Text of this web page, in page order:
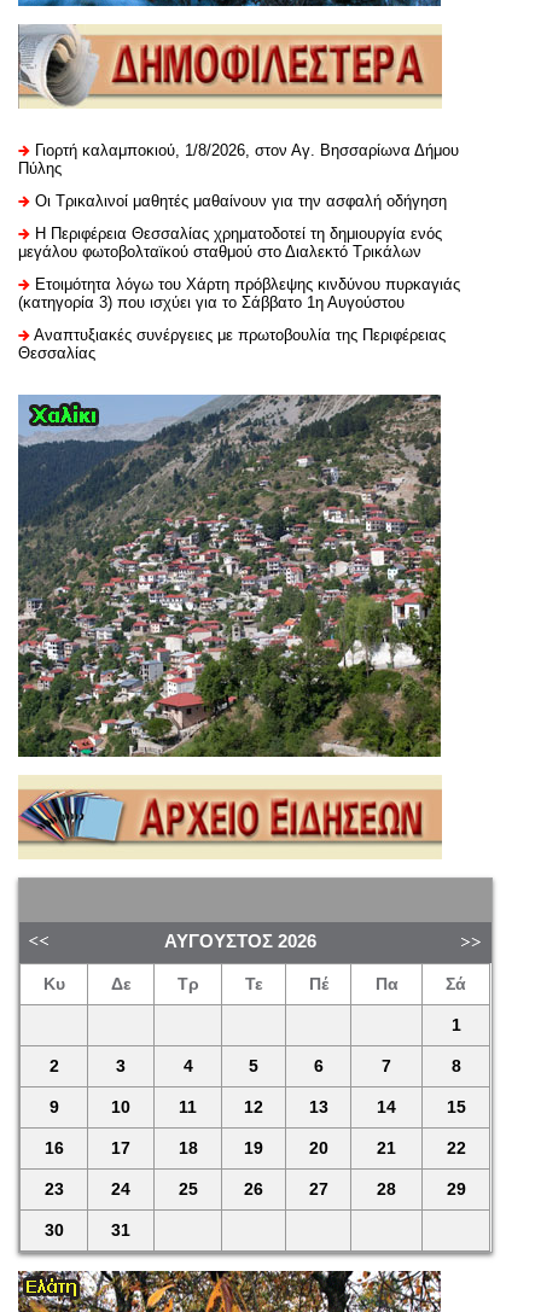
Γιορτή καλαμποκιού, 1/8/2026, στον Αγ. Βησσαρίωνα Δήμου
Πύλης
Οι Τρικαλινοί μαθητές μαθαίνουν για την ασφαλή οδήγηση
H Περιφέρεια Θεσσαλίας χρηματοδοτεί τη δημιουργία ενός
μεγάλου φωτοβολταϊκού σταθμού στο Διαλεκτό Τρικάλων
Ετοιμότητα λόγω του Χάρτη πρόβλεψης κινδύνου πυρκαγιάς
(κατηγορία 3) που ισχύει για το Σάββατο 1η Αυγούστου
Αναπτυξιακές συνέργειες με πρωτοβουλία της Περιφέρειας
Θεσσαλίας
ΑΎΓΟΥΣΤΟΣ 2026
Κυ Δε Τρ Τε Πέ Πα Σά
1
2 3 4 5 6 7 8
9 10 11 12 13 14 15
16 17 18 19 20 21 22
23 24 25 26 27 28 29
30 31